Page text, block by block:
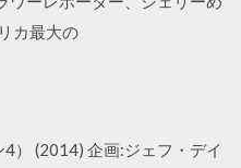
カ最大の
） (2014) 企画:ジェフ・デイ